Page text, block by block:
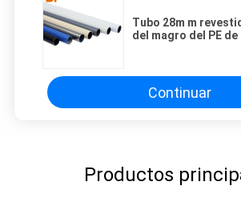
Tubo 28m m
del magro del PE de
Continuar
Productos